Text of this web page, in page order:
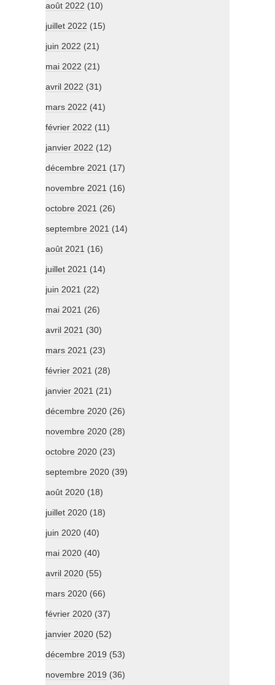
août 2022 (10)
juillet 2022 (15)
juin 2022 (21)
mai 2022 (21)
avril 2022 (31)
mars 2022 (41)
février 2022 (11)
janvier 2022 (12)
décembre 2021 (17)
novembre 2021 (16)
octobre 2021 (26)
septembre 2021 (14)
août 2021 (16)
juillet 2021 (14)
juin 2021 (22)
mai 2021 (26)
avril 2021 (30)
mars 2021 (23)
février 2021 (28)
janvier 2021 (21)
décembre 2020 (26)
novembre 2020 (28)
octobre 2020 (23)
septembre 2020 (39)
août 2020 (18)
juillet 2020 (18)
juin 2020 (40)
mai 2020 (40)
avril 2020 (55)
mars 2020 (66)
février 2020 (37)
janvier 2020 (52)
décembre 2019 (53)
novembre 2019 (36)